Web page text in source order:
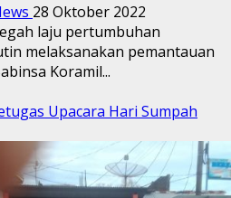
28 Oktober 2022
laju pertumbuhan
melaksanakan pemantauan
Koramil...
Upacara Hari Sumpah